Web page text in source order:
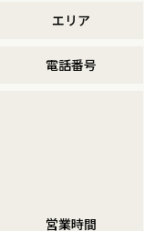
エリア
電話番号
営業時間